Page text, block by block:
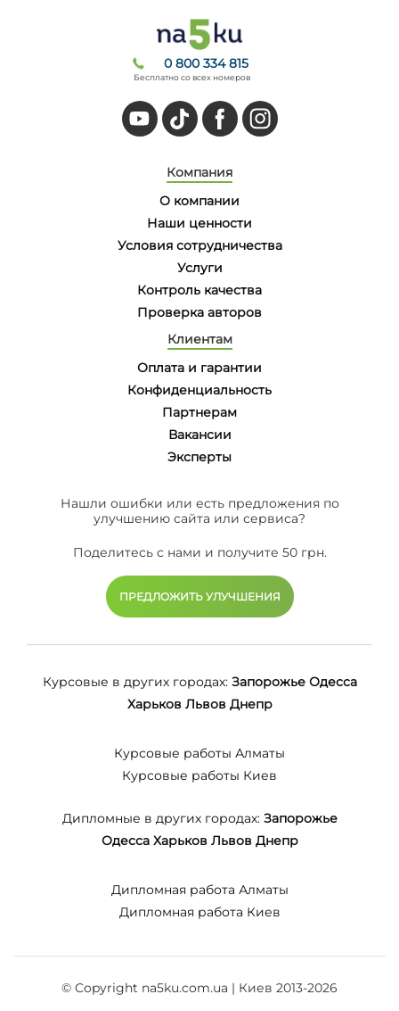
0 800 334 815
Бесплатно со всех номеров
Компания
О компании
Наши ценности
Условия сотрудничества
Услуги
Контроль качества
Проверка авторов
Клиентам
Оплата и гарантии
Конфиденциальность
Партнерам
Вакансии
Эксперты
Нашли ошибки или есть предложения по
улучшению сайта или сервиса?
Поделитесь с нами и получите 50 грн.
ПРЕДЛОЖИТЬ УЛУЧШЕНИЯ
Курсовые в других городах: Запорожье Одесса
Харьков Львов Днепр
Курсовые работы Алматы
Курсовые работы Киев
Дипломные в других городах: Запорожье
Одесса Харьков Львов Днепр
Дипломная работа Алматы
Дипломная работа Киев
© Copyright na5ku.com.ua | Киев 2013-2026